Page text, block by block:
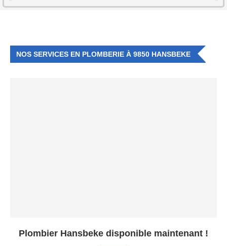
NOS SERVICES EN PLOMBERIE À 9850 HANSBEKE
Plombier Hansbeke disponible maintenant !